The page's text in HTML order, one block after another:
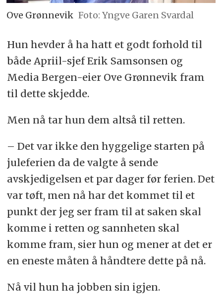
Ove Grønnevik Foto: Yngve Garen Svardal
Hun hevder å ha hatt et godt forhold til
både Apriil-sjef Erik Samsonsen og
Media Bergen-eier Ove Grønnevik fram
til dette skjedde.
Men nå tar hun dem altså til retten.
– Det var ikke den hyggelige starten på
juleferien da de valgte å sende
avskjedigelsen et par dager før ferien. Det
var tøft, men nå har det kommet til et
punkt der jeg ser fram til at saken skal
komme i retten og sannheten skal
komme fram, sier hun og mener at det er
en eneste måten å håndtere dette på nå.
Nå vil hun ha jobben sin igjen.